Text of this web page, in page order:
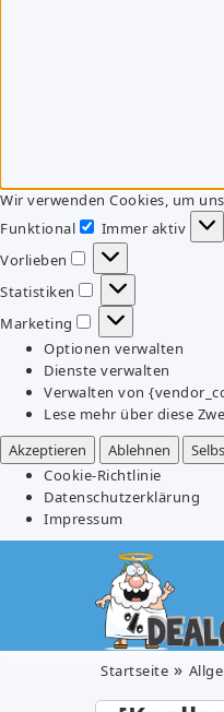
Wir verwenden Cookies, um
Funktional
Funktional
Immer aktiv
Vorlieben
Vorlieben
Statistiken
Statistiken
Marketing
Marketing
Optionen verwalten
Dienste verwalten
Verwalten von
Lese mehr über diese
Akzeptieren
Ablehnen
Cookie-Richtlinie
Datenschutzerklärung
Impressum
Startseite